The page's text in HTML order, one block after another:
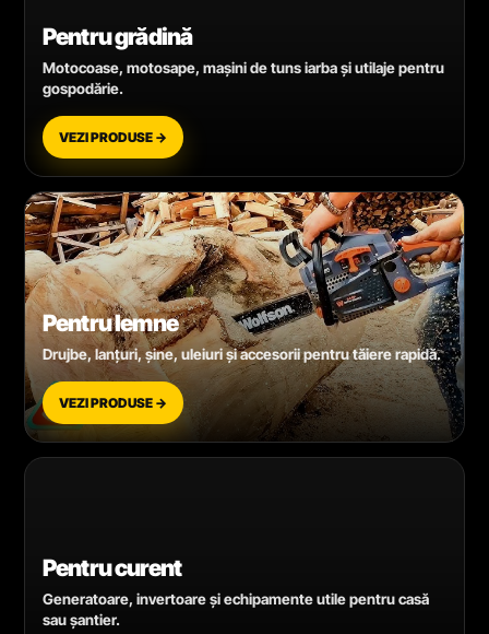
Pentru grădină
Motocoase, motosape, mașini de tuns iarba și utilaje pentru
gospodărie.
VEZI PRODUSE →
Pentru lemne
Drujbe, lanțuri, șine, uleiuri și accesorii pentru tăiere rapidă.
VEZI PRODUSE →
Pentru curent
Generatoare, invertoare și echipamente utile pentru casă
sau șantier.